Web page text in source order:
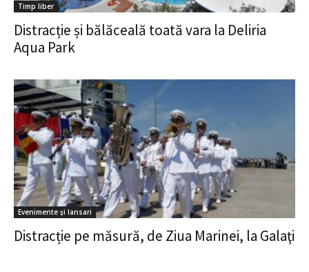
Timp liber
Distracție și bălăceală toată vara la Deliria
Aqua Park
Evenimente și lansari
Distracție pe măsură, de Ziua Marinei, la Galaţi